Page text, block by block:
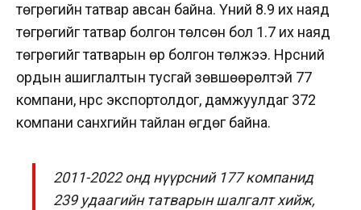
төгрөгийн татвар авсан байна. Үүний 8.9 их наяд
төгрөгийг татвар болгон төлсөн бол 1.7 их наяд
төгрөгийг татварын өр болгон төлжээ. Нүүрсний
ордын ашиглалтын тусгай зөвшөөрөлтэй 77
компани, нүүрс экспортолдог, дамжуулдаг 372
компани санхүүгийн тайлан өгдөг байна.
2011-2022 онд нүүрсний 177 компанид
239 удаагийн татварын шалгалт хийж,